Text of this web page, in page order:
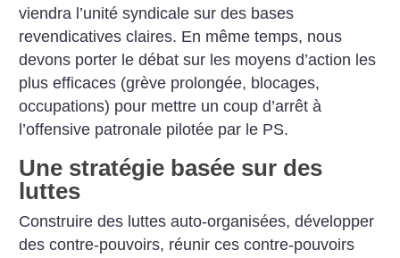
viendra l’unité syndicale sur des bases
revendicatives claires. En même temps, nous
devons porter le débat sur les moyens d’action les
plus efficaces (grève prolongée, blocages,
occupations) pour mettre un coup d’arrêt à
l’offensive patronale pilotée par le PS.
Une stratégie basée sur des
luttes
Construire des luttes auto-organisées, développer
des contre-pouvoirs, réunir ces contre-pouvoirs